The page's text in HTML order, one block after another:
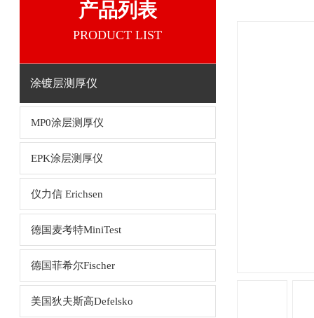
产品列表
PRODUCT LIST
涂镀层测厚仪
MP0涂层测厚仪
EPK涂层测厚仪
仪力信 Erichsen
德国麦考特MiniTest
德国菲希尔Fischer
美国狄夫斯高Defelsko